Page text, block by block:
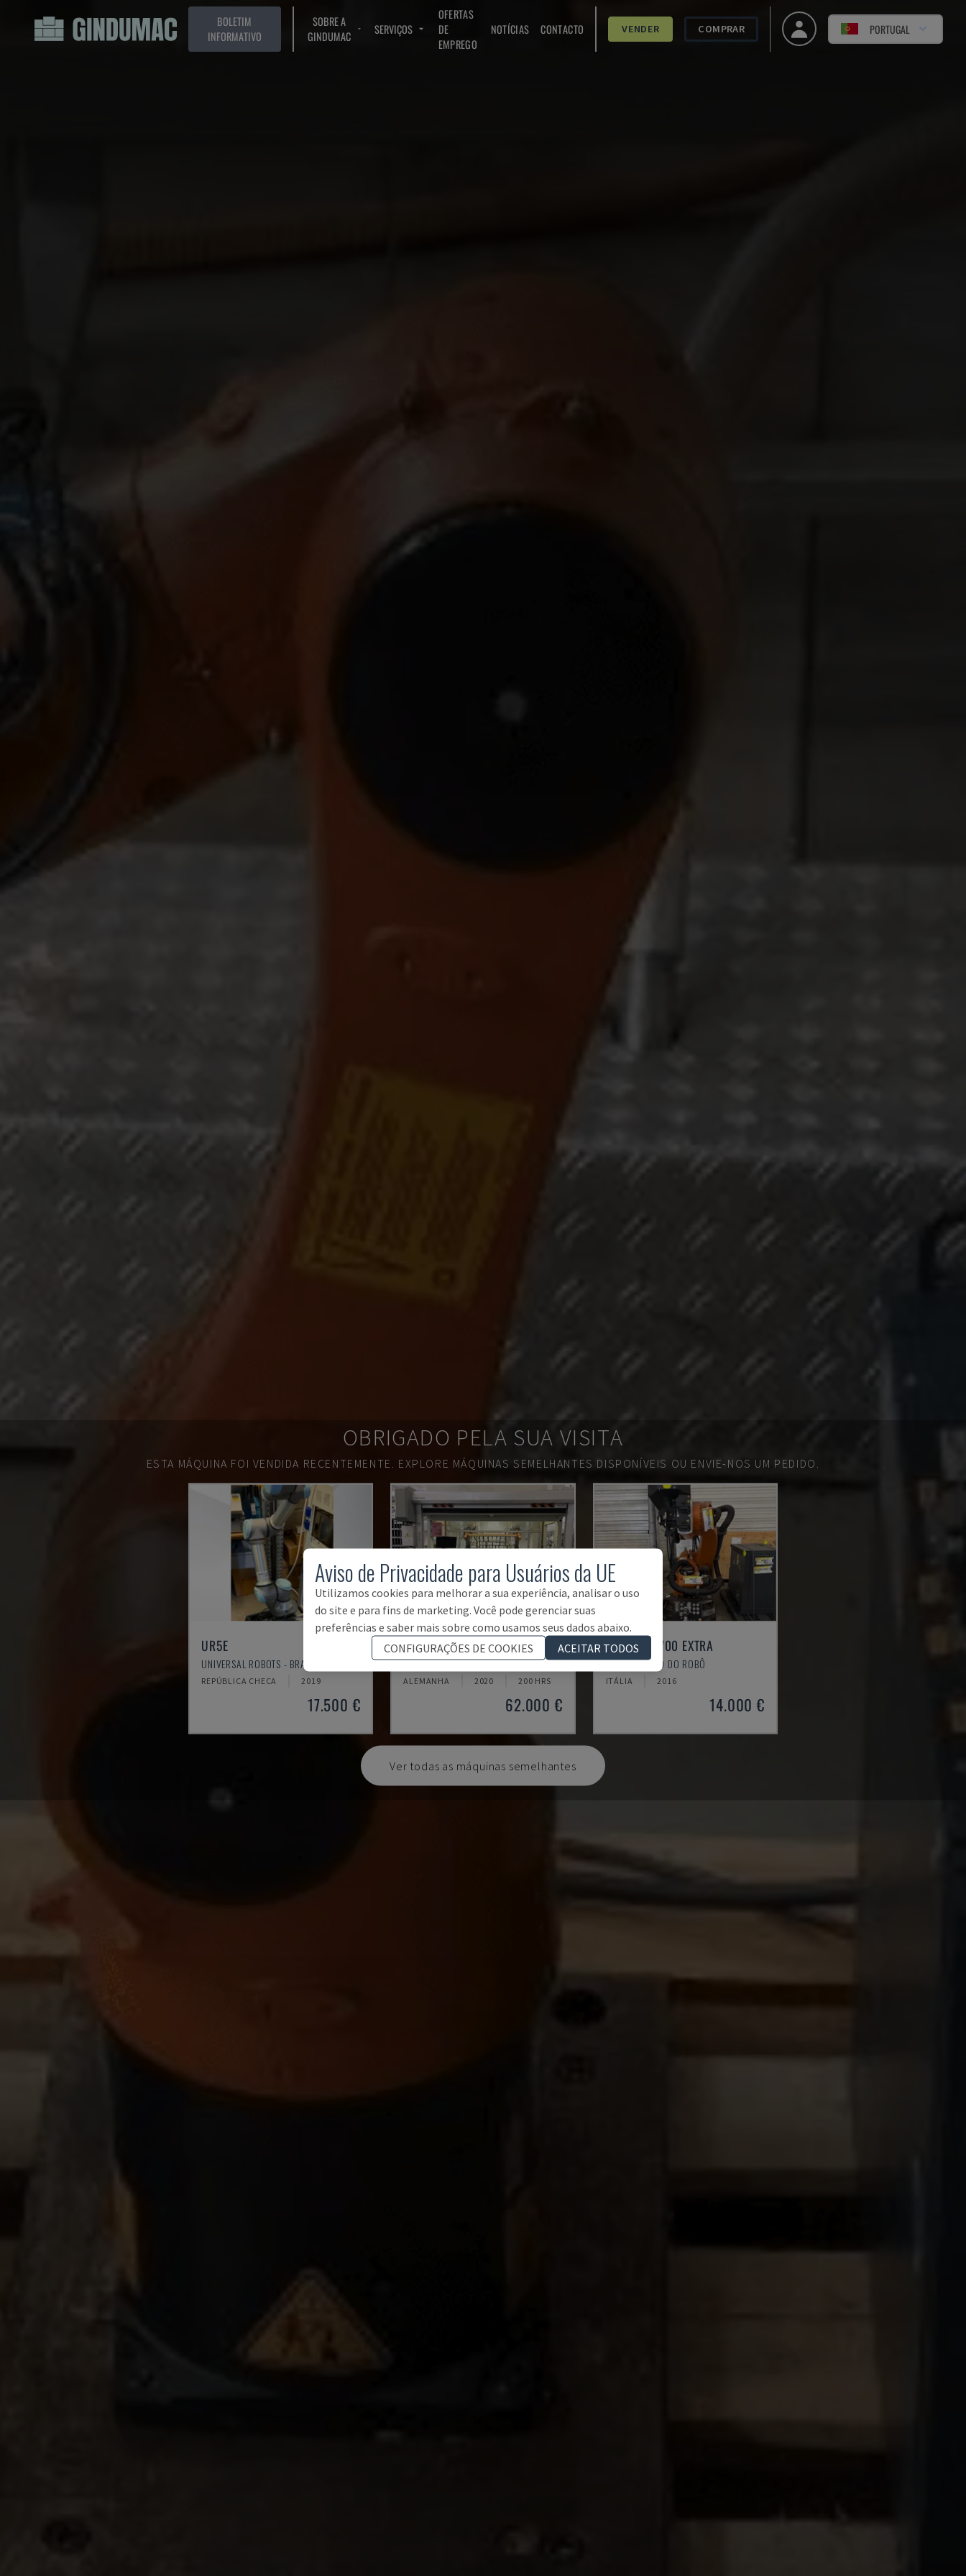
BOLETIM
INFORMATIVO
SOBRE A
GINDUMAC
SERVIÇOS
OFERTAS
DE
EMPREGO
NOTÍCIAS CONTACTO VENDER COMPRAR PORTUGAL
OBRIGADO PELA SUA VISITA
ESTA MÁQUINA FOI VENDIDA RECENTEMENTE. EXPLORE MÁQUINAS SEMELHANTES DISPONÍVEIS OU ENVIE-NOS UM PEDIDO.
UR5E
UNIVERSAL ROBOTS - BRAÇO DO ROBÔ
REPÚBLICA CHECA 2019
17.500 €
AUDI TSV D5 TÜR
CHANGO - BRAÇO DO ROBÔ
ALEMANHA 2020 200 HRS
62.000 €
KR 210 R2700 EXTRA
KUKA - BRAÇO DO ROBÔ
ITÁLIA 2016
14.000 €
Ver todas as máquinas semelhantes
Aviso de Privacidade para Usuários da UE
Utilizamos cookies para melhorar a sua experiência, analisar o uso
do site e para fins de marketing. Você pode gerenciar suas
preferências e saber mais sobre como usamos seus dados abaixo.
CONFIGURAÇÕES DE COOKIES
ACEITAR TODOS